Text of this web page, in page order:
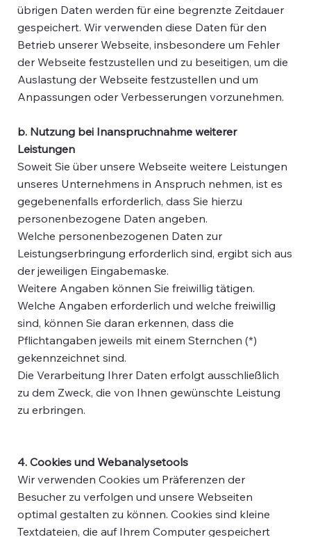
übrigen Daten werden für eine begrenzte Zeitdauer
gespeichert. Wir verwenden diese Daten für den
Betrieb unserer Webseite, insbesondere um Fehler
der Webseite festzustellen und zu beseitigen, um die
Auslastung der Webseite festzustellen und um
Anpassungen oder Verbesserungen vorzunehmen.
b. Nutzung bei Inanspruchnahme weiterer
Leistungen
Soweit Sie über unsere Webseite weitere Leistungen
unseres Unternehmens in Anspruch nehmen, ist es
gegebenenfalls erforderlich, dass Sie hierzu
personenbezogene Daten angeben.
Welche personenbezogenen Daten zur
Leistungserbringung erforderlich sind, ergibt sich aus
der jeweiligen Eingabemaske.
Weitere Angaben können Sie freiwillig tätigen.
Welche Angaben erforderlich und welche freiwillig
sind, können Sie daran erkennen, dass die
Pflichtangaben jeweils mit einem Sternchen (*)
gekennzeichnet sind.
Die Verarbeitung Ihrer Daten erfolgt ausschließlich
zu dem Zweck, die von Ihnen gewünschte Leistung
zu erbringen.
4. Cookies und Webanalysetools
Wir verwenden Cookies um Präferenzen der
Besucher zu verfolgen und unsere Webseiten
optimal gestalten zu können. Cookies sind kleine
Textdateien, die auf Ihrem Computer gespeichert